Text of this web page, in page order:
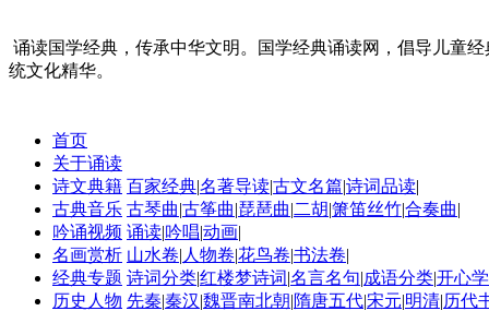
诵读国学经典，传承中华文明。国学经典诵读网，倡导儿童
统文化精华。
首页
关于诵读
诗文典籍 百家经典|名著导读|古文名篇|诗词品读|
古典音乐 古琴曲|古筝曲|琵琶曲|二胡|箫笛丝竹|合奏曲|
吟诵视频 诵读|吟唱|动画|
名画赏析 山水卷| 人物卷|花鸟卷|书法卷|
经典专题 诗词分类|红楼梦诗词|名言名句|成语分类|开心
历史人物 先秦|秦汉|魏晋南北朝|隋唐五代|宋元|明清|历代